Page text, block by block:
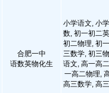
合肥一中
语数英物化生
小学语文, 小
数, 初一初二
初二物理, 初
三数学, 初三
语文, 高一高
一高二物理,
高三数学, 高